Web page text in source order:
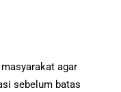
agar
sebelum batas